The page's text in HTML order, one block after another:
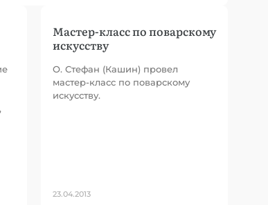
Мастер-класс по поварскому
искусству
О. Стефан (Кашин) провел
мастер-класс по поварскому
искусству.
23.04.2013